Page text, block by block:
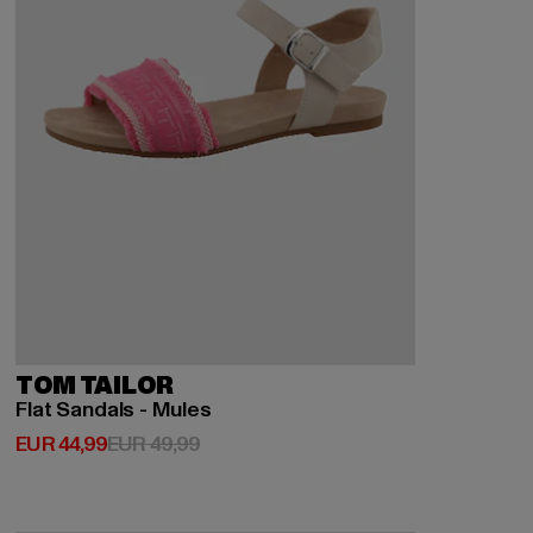
TOM TAILOR
Flat Sandals - Mules
EUR 44,99
Derzeitiger Preis: EUR 44,99
EUR 49,99Aktionspreis: EUR 49,99